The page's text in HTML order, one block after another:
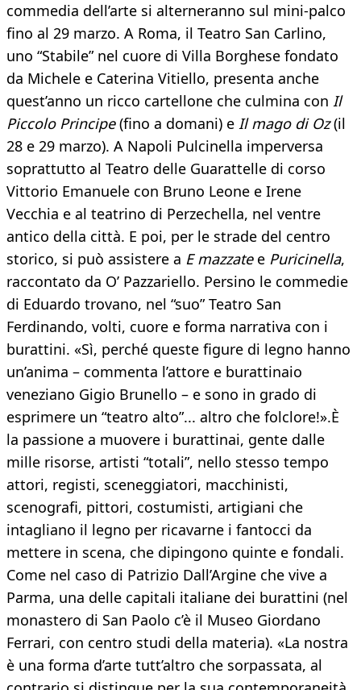
commedia dell’arte si alterneranno sul mini-palco
fino al 29 marzo. A Roma, il Teatro San Carlino,
uno “Stabile” nel cuore di Villa Borghese fondato
da Michele e Caterina Vitiello, presenta anche
quest’anno un ricco cartellone che culmina con Il
Piccolo Principe(fino a domani) e Il mago di Oz(il
28 e 29 marzo). A Napoli Pulcinella imperversa
soprattutto al Teatro delle Guarattelle di corso
Vittorio Emanuele con Bruno Leone e Irene
Vecchia e al teatrino di Perzechella, nel ventre
antico della città. E poi, per le strade del centro
storico, si può assistere a E mazzatee Puricinella,
raccontato da O’ Pazzariello. Persino le commedie
di Eduardo trovano, nel “suo” Teatro San
Ferdinando, volti, cuore e forma narrativa con i
burattini. «Sì, perché queste figure di legno hanno
un’anima – commenta l’attore e burattinaio
veneziano Gigio Brunello – e sono in grado di
esprimere un “teatro alto”... altro che folclore!».È
la passione a muovere i burattinai, gente dalle
mille risorse, artisti “totali”, nello stesso tempo
attori, registi, sceneggiatori, macchinisti,
scenografi, pittori, costumisti, artigiani che
intagliano il legno per ricavarne i fantocci da
mettere in scena, che dipingono quinte e fondali.
Come nel caso di Patrizio Dall’Argine che vive a
Parma, una delle capitali italiane dei burattini (nel
monastero di San Paolo c’è il Museo Giordano
Ferrari, con centro studi della materia). «La nostra
è una forma d’arte tutt’altro che sorpassata, al